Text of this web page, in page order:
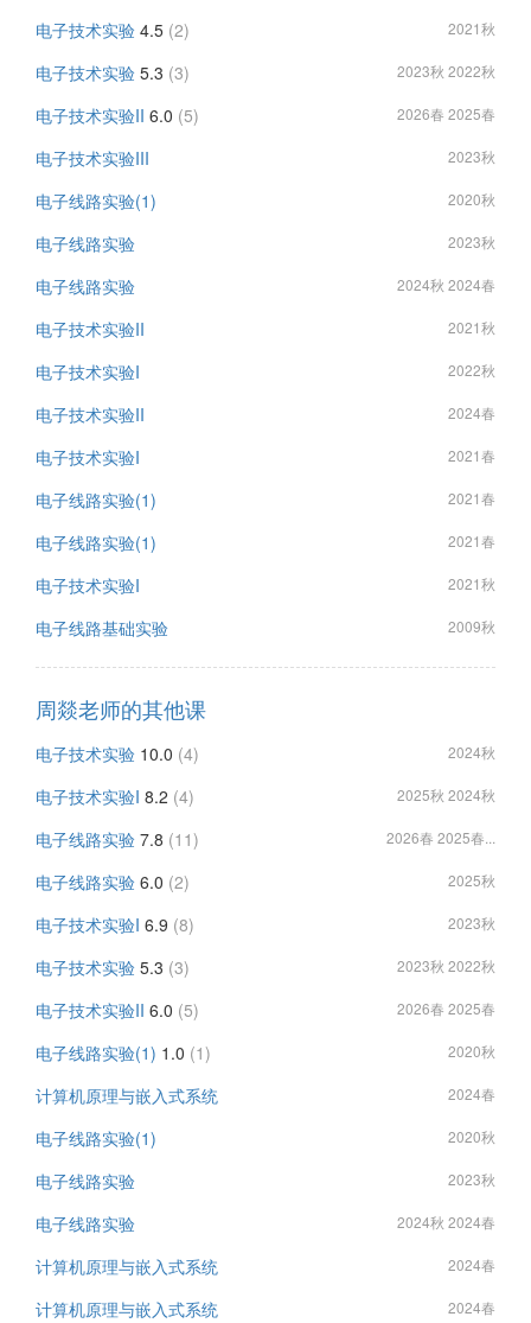
电子技术实验 4.5 (2) 2021秋
电子技术实验 5.3 (3) 2023秋 2022秋
电子技术实验II 6.0 (5) 2026春 2025春
电子技术实验III 2023秋
电子线路实验(1) 2020秋
电子线路实验 2023秋
电子线路实验 2024秋 2024春
电子技术实验II 2021秋
电子技术实验I 2022秋
电子技术实验II 2024春
电子技术实验I 2021春
电子线路实验(1) 2021春
电子线路实验(1) 2021春
电子技术实验I 2021秋
电子线路基础实验 2009秋
周燚老师的其他课
电子技术实验 10.0 (4) 2024秋
电子技术实验I 8.2 (4) 2025秋 2024秋
电子线路实验 7.8 (11) 2026春 2025春...
电子线路实验 6.0 (2) 2025秋
电子技术实验I 6.9 (8) 2023秋
电子技术实验 5.3 (3) 2023秋 2022秋
电子技术实验II 6.0 (5) 2026春 2025春
电子线路实验(1) 1.0 (1) 2020秋
计算机原理与嵌入式系统 2024春
电子线路实验(1) 2020秋
电子线路实验 2023秋
电子线路实验 2024秋 2024春
计算机原理与嵌入式系统 2024春
计算机原理与嵌入式系统 2024春